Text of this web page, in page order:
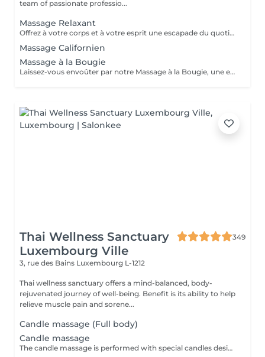
team of passionate professio...
Massage Relaxant
Offrez à votre corps et à votre esprit une escapade du quotidien avec notre Massage Relaxant. Conçu pour apaiser les muscles tendus et l'esprit agité, ce massage est une invitation à la tranquillité. Les gestes doux et enveloppants vous plongent dans un état de détente profonde, éliminant le stress et favorisant une relaxation totale. Laissez-vous dorloter, ressourcez-vous et repartez avec un sourire apaisé.
Massage Californien
Massage à la Bougie
Laissez-vous envoûter par notre Massage à la Bougie, une expérience sensorielle unique. La chaleur douce et apaisante de la cire fondue associée à des mouvements délicats vous transporte dans un cocon de relaxation. Vos sens seront comblés par les parfums apaisants de nos bougies spécialement conçues. Plongez dans un état de béatitude et ressortez avec une peau soyeuse et un esprit apaisé.
Thai Wellness Sanctuary
Luxembourg Ville
349
3, rue des Bains Luxembourg L-1212
Thai wellness sanctuary offers a mind-balanced, body-
rejuvenated journey of well-being. Benefit is its ability to help
relieve muscle pain and sorene...
Candle massage (Full body)
Candle massage
The candle massage is performed with special candles designed to be only for massage This massage is perfect for relaxing your back muscles and your skin warming up your body to be deep relaxing by the senses of the smell